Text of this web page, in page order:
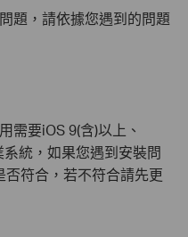
題，請依據您遇到的問題
需要iOS 9(含)以上、
統，如果您遇到安裝問
符合，若不符合請先更